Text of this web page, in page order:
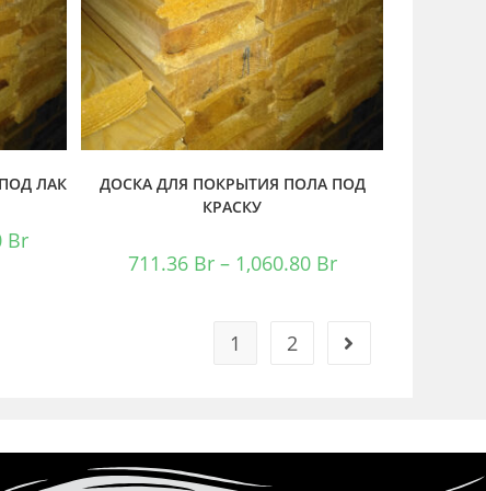
ЛАК
Br
ДОСКА ДЛЯ ПОКРЫТИЯ ПОЛА ПОД
КРАСКУ
711.36 Br – 1,060.80 Br
1 2